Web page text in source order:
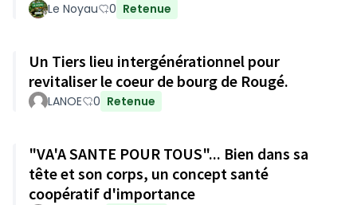
Le Noyau 0 Retenue
Un Tiers lieu intergénérationnel pour
revitaliser le coeur de bourg de Rougé.
LANOE 0 Retenue
"VA'A SANTE POUR TOUS"... Bien dans sa
tête et son corps, un concept santé
coopératif d'importance